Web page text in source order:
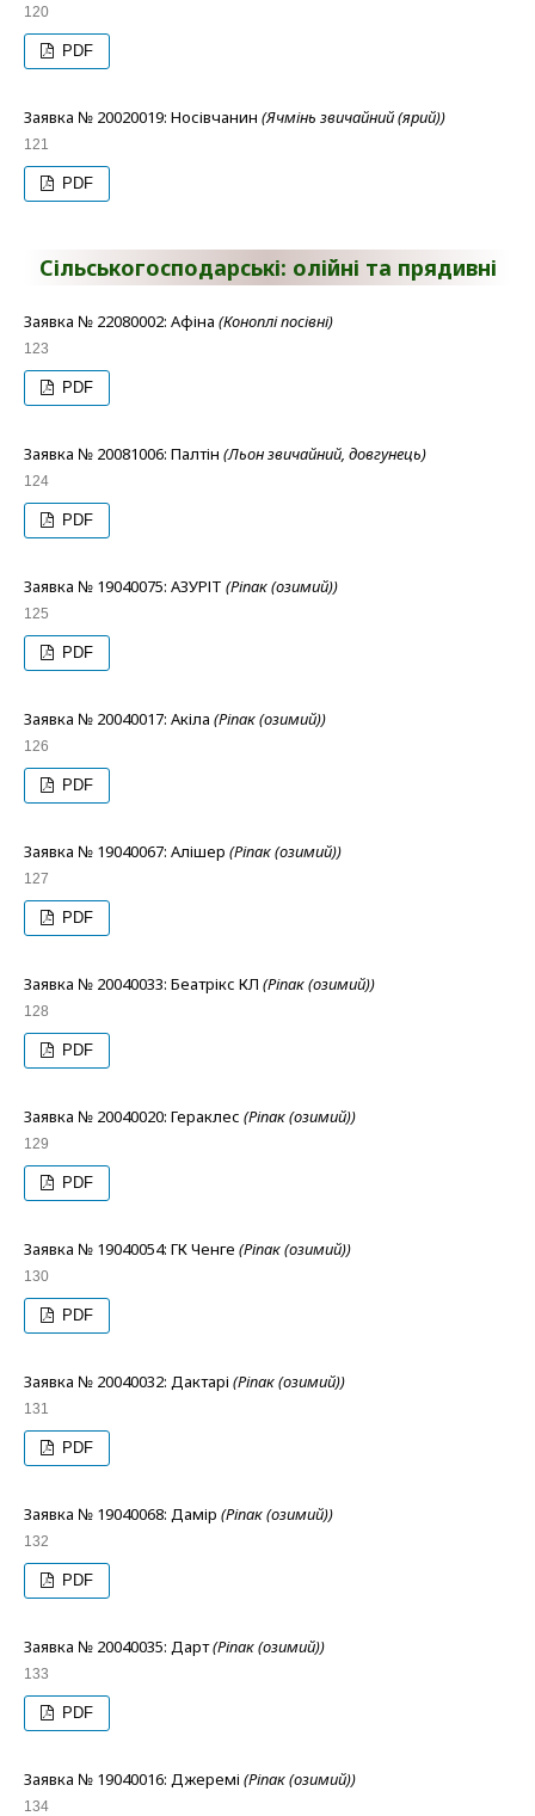
120
PDF
Заявка № 20020019: Носівчанин (Ячмінь звичайний (ярий))
121
PDF
Сільськогосподарські: олійні та прядивні
Заявка № 22080002: Афіна (Коноплі посівні)
123
PDF
Заявка № 20081006: Палтін (Льон звичайний, довгунець)
124
PDF
Заявка № 19040075: АЗУРІТ (Ріпак (озимий))
125
PDF
Заявка № 20040017: Акіла (Ріпак (озимий))
126
PDF
Заявка № 19040067: Алішер (Ріпак (озимий))
127
PDF
Заявка № 20040033: Беатрікс КЛ (Ріпак (озимий))
128
PDF
Заявка № 20040020: Гераклес (Ріпак (озимий))
129
PDF
Заявка № 19040054: ГК Ченге (Ріпак (озимий))
130
PDF
Заявка № 20040032: Дактарі (Ріпак (озимий))
131
PDF
Заявка № 19040068: Дамір (Ріпак (озимий))
132
PDF
Заявка № 20040035: Дарт(Ріпак (озимий))
133
PDF
Заявка № 19040016: Джеремі (Ріпак (озимий))
134